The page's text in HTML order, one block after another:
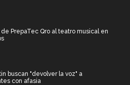
PrepaTec Qro al teatro musical en
buscan "devolver la voz" a
con afasia